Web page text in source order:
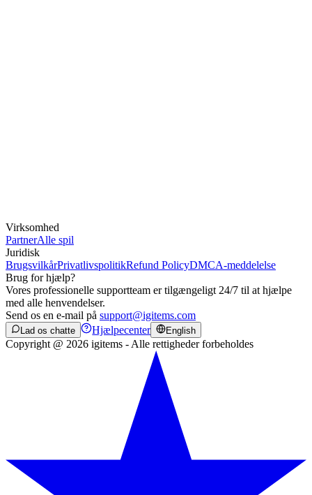
Virksomhed
PartnerAlle spil
Juridisk
BrugsvilkårPrivatlivspolitikRefund PolicyDMCA-meddelelse
Brug for hjælp?
Vores professionelle supportteam er tilgængeligt 24/7 til at hjælpe
med alle henvendelser.
Send os en e-mail på support@igitems.com
Lad os chatte Hjælpecenter English
Copyright @ 2026 igitems - Alle rettigheder forbeholdes